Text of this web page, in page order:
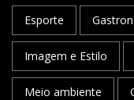
Esporte
Imagem e Estilo
Meio ambiente